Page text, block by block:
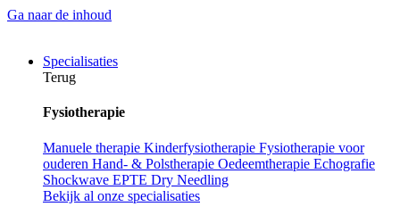
Ga naar de inhoud
Specialisaties
Terug
Fysiotherapie
Manuele therapie Kinderfysiotherapie Fysiotherapie voor
ouderen Hand- & Polstherapie Oedeemtherapie Echografie
Shockwave EPTE Dry Needling
Bekijk al onze specialisaties